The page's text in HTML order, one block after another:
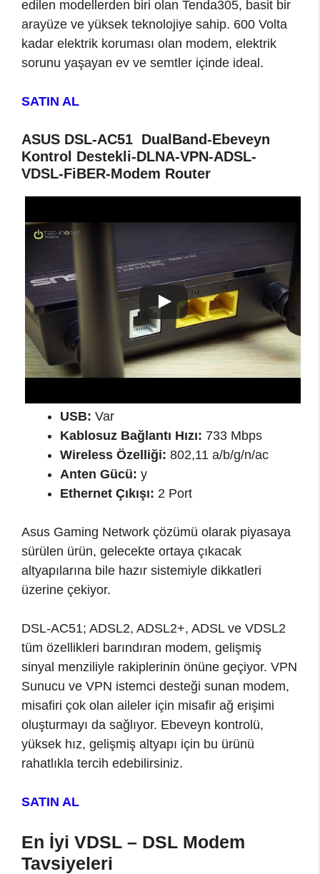
edilen modellerden biri olan Tenda305, basit bir
arayüze ve yüksek teknolojiye sahip. 600 Volta
kadar elektrik koruması olan modem, elektrik
sorunu yaşayan ev ve semtler içinde ideal.
SATIN AL
ASUS DSL-AC51 DualBand-Ebeveyn
Kontrol Destekli-DLNA-VPN-ADSL-
VDSL-FiBER-Modem Router
USB: Var
Kablosuz Bağlantı Hızı: 733 Mbps
Wireless Özelliği: 802,11 a/b/g/n/ac
Anten Gücü: y
Ethernet Çıkışı: 2 Port
Asus Gaming Network çözümü olarak piyasaya
sürülen ürün, gelecekte ortaya çıkacak
altyapılarına bile hazır sistemiyle dikkatleri
üzerine çekiyor.
DSL-AC51; ADSL2, ADSL2+, ADSL ve VDSL2
tüm özellikleri barındıran modem, gelişmiş
sinyal menziliyle rakiplerinin önüne geçiyor. VPN
Sunucu ve VPN istemci desteği sunan modem,
misafiri çok olan aileler için misafir ağ erişimi
oluşturmayı da sağlıyor. Ebeveyn kontrolü,
yüksek hız, gelişmiş altyapı için bu ürünü
rahatlıkla tercih edebilirsiniz.
SATIN AL
En İyi VDSL – DSL Modem
Tavsiyeleri